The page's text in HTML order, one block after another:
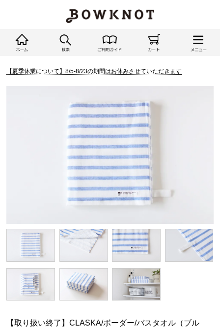
【夏季休業について】8/5-8/23の期間はお休みさせていただきます
【取り扱い終了】CLASKA/ボーダー/バスタオル（ブル